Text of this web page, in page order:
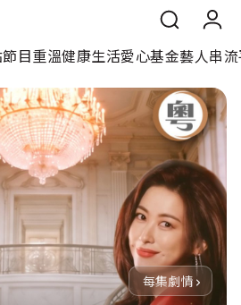
節目重溫健康生活愛心基金藝人串
每集劇情